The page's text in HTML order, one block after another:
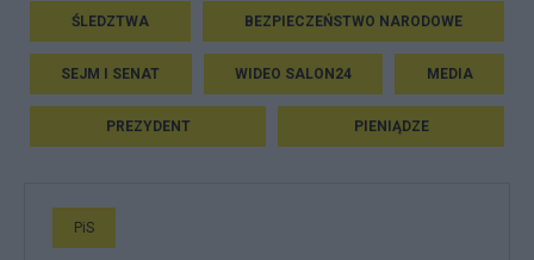
ŚLEDZTWA BEZPIECZEŃSTWO NARODOWE
SEJM I SENAT WIDEO SALON24 MEDIA
PREZYDENT PIENIĄDZE
PiS